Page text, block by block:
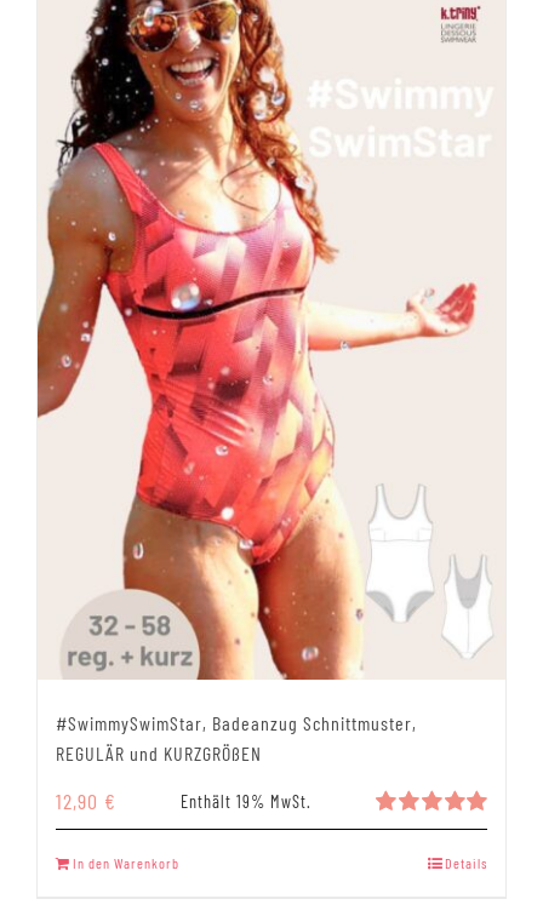
#SwimmySwimStar, Badeanzug Schnittmuster,
REGULÄR und KURZGRÖßEN
Bewertet
5.00
12,90 € Enthält 19% MwSt.
In den Warenkorb Details